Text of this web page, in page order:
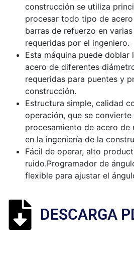
construcción se utiliza
procesar todo tipo de
barras de refuerzo en
requeridas por el ingeniero.
Esta máquina puede doblar
acero de diferentes
requeridas para puentes y
construcción.
Estructura simple, calidad
operación, que se convierte
procesamiento de acero de
en la ingeniería de la
Fácil de operar, alto
ruido.Programador de
flexible para ajustar el
DESCARGA